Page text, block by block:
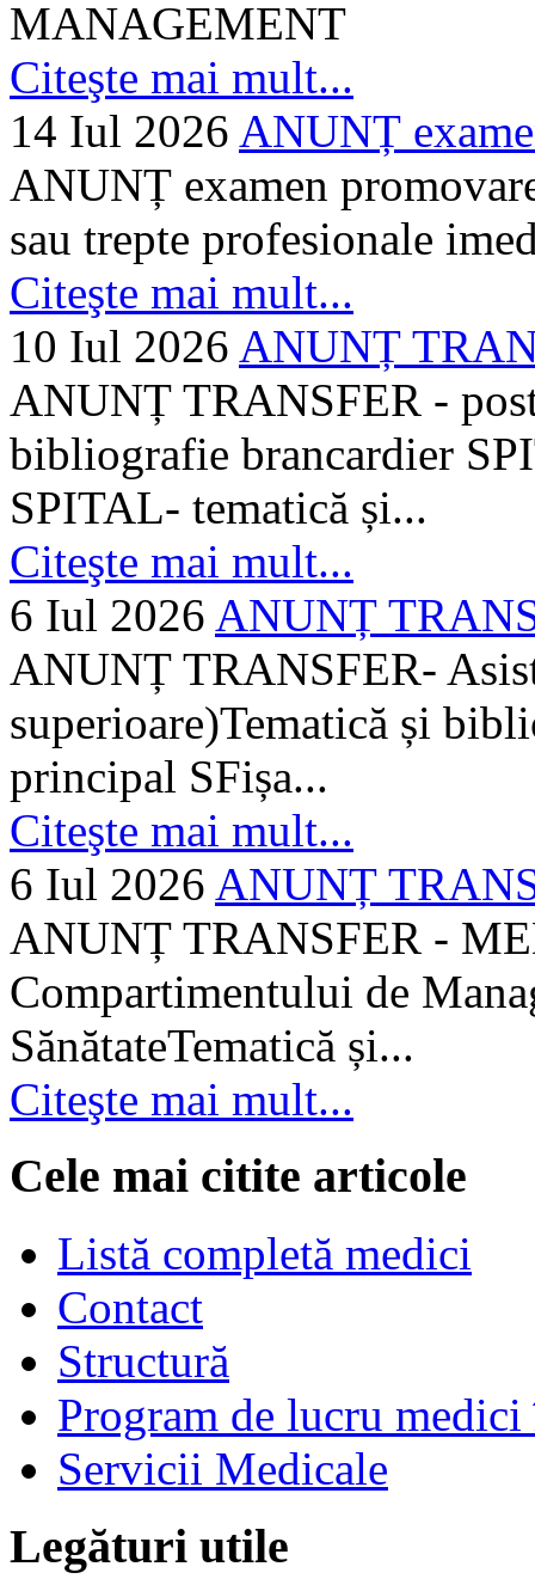
MANAGEMENT
Citeşte mai mult...
14 Iul 2026 ANUNȚ
ANUNȚ examen
sau trepte profesionale
Citeşte mai mult...
10 Iul 2026 ANUNȚ
ANUNȚ TRANSFER -
bibliografie brancardier
SPITAL- tematică și...
Citeşte mai mult...
6 Iul 2026 ANUNȚ
ANUNȚ TRANSFER-
superioare)Tematică și
principal SFișa...
Citeşte mai mult...
6 Iul 2026 ANUNȚ
ANUNȚ TRANSFER -
Compartimentului de
SănătateTematică și...
Citeşte mai mult...
Cele mai citite articole
Listă completă medici
Contact
Structură
Program de lucru
Servicii Medicale
Legături utile